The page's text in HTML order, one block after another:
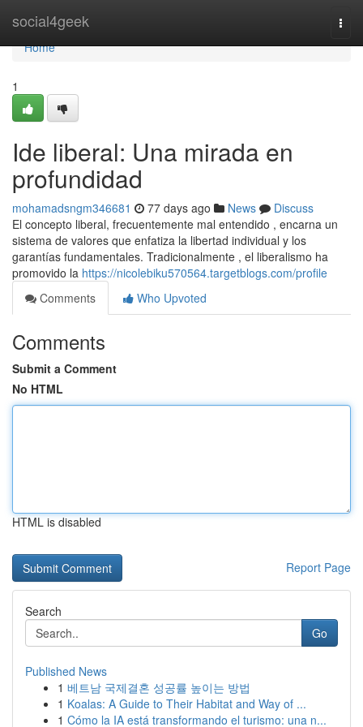
social4geek
Home
Home
1
Ide liberal: Una mirada en
profundidad
mohamadsngm346681 77 days ago News
Discuss
El concepto liberal, frecuentemente mal entendido , encarna un
sistema de valores que enfatiza la libertad individual y los
garantías fundamentales. Tradicionalmente , el liberalismo ha
promovido la https://nicolebiku570564.targetblogs.com/profile
Comments
Who Upvoted
Comments
Submit a Comment
No HTML
HTML is disabled
Report Page
Search
Go
Published News
1 베트남 국제결혼 성공률 높이는 방법
1 Koalas: A Guide to Their Habitat and Way of ...
1 Cómo la IA está transformando el turismo: una n...